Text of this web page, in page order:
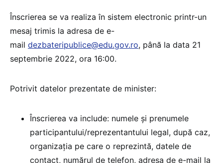
Înscrierea se va realiza în sistem electronic printr-un
mesaj trimis la adresa de e-
mail dezbateripublice@edu.gov.ro, până la data 21
septembrie 2022, ora 16:00.
Potrivit datelor prezentate de minister:
Înscrierea va include: numele și prenumele
participantului/reprezentantului legal, după caz,
organizația pe care o reprezintă, datele de
contact, numărul de telefon, adresa de e-mail la